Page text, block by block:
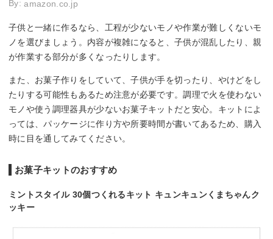
By:amazon.co.jp
子供と一緒に作るなら、工程が少ないモノや作業が難しくないモ
ノを選びましょう。内容が複雑になると、子供が混乱したり、親
が作業する部分が多くなったりします。
また、お菓子作りをしていて、子供が手を切ったり、やけどをし
たりする可能性もあるため注意が必要です。調理で火を使わない
モノや使う調理器具が少ないお菓子キットだと安心。キットによ
っては、パッケージに作り方や所要時間が書いてあるため、購入
時に目を通してみてください。
お菓子キットのおすすめ
ミントスタイル 30個つくれるキット キュンキュンくまちゃんク
ッキー